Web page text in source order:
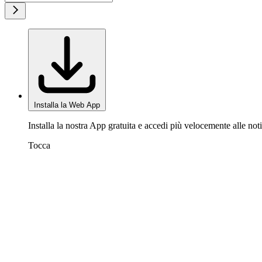
Installa la Web App
Installa la nostra App gratuita e accedi più velocemente alle
Tocca